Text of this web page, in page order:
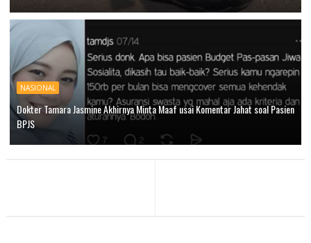
NASIONAL
Dokter Tamara Jasmine Akhirnya Minta Maaf usai Komentar Jahat soal Pasien
BPJS